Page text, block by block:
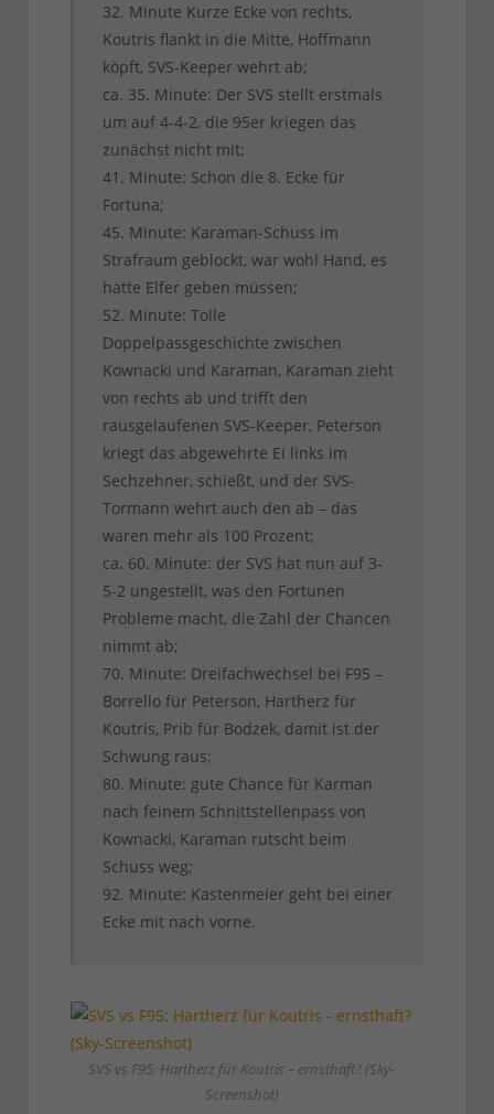
32. Minute Kurze Ecke von rechts,
Koutris flankt in die Mitte, Hoffmann
köpft, SVS-Keeper wehrt ab;
ca. 35. Minute: Der SVS stellt erstmals
um auf 4-4-2, die 95er kriegen das
zunächst nicht mit;
41. Minute: Schon die 8. Ecke für
Fortuna;
45. Minute: Karaman-Schuss im
Strafraum geblockt, war wohl Hand, es
hätte Elfer geben müssen;
52. Minute: Tolle
Doppelpassgeschichte zwischen
Kownacki und Karaman, Karaman zieht
von rechts ab und trifft den
rausgelaufenen SVS-Keeper, Peterson
kriegt das abgewehrte Ei links im
Sechzehner, schießt, und der SVS-
Tormann wehrt auch den ab – das
waren mehr als 100 Prozent;
ca. 60. Minute: der SVS hat nun auf 3-
5-2 ungestellt, was den Fortunen
Probleme macht, die Zahl der Chancen
nimmt ab;
70. Minute: Dreifachwechsel bei F95 –
Borrello für Peterson, Hartherz für
Koutris, Prib für Bodzek, damit ist der
Schwung raus;
80. Minute: gute Chance für Karman
nach feinem Schnittstellenpass von
Kownacki, Karaman rutscht beim
Schuss weg;
92. Minute: Kastenmeier geht bei einer
Ecke mit nach vorne.
SVS vs F95: Hartherz für Koutris – ernsthaft? (Sky-
Screenshot)